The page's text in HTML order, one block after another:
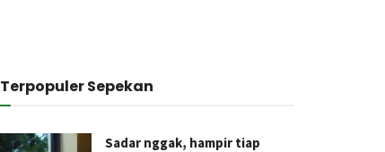
Terpopuler Sepekan
Sadar nggak, hampir tiap